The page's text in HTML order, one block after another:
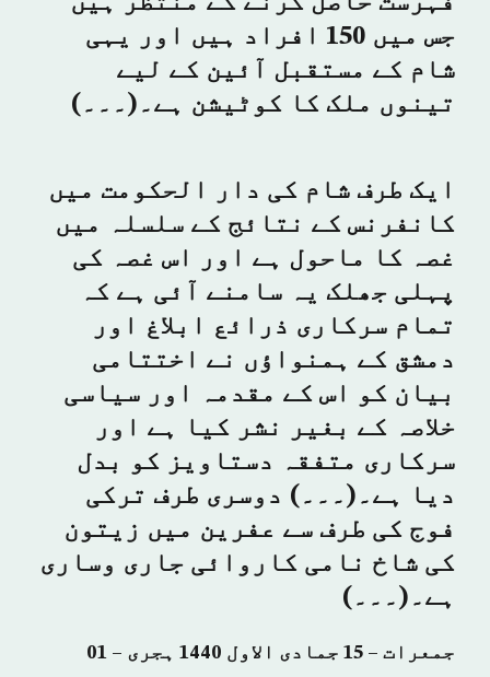
جس میں 150 افراد ہیں اور یہی
شام کے مستقبل آئین کے لیے
تینوں ملک کا کوٹیشن ہے۔(۔۔۔)
ایک طرف شام کی دار الحکومت میں
کانفرنس کے نتائج کے سلسلہ میں
غصہ کا ماحول ہے اور اس غصہ کی
پہلی جھلک یہ سامنے آئی ہے کہ
تمام سرکاری ذرائع ابلاغ اور
دمشق کے ہمنواؤں نے اختتامی
بیان کو اس کے مقدمہ اور سیاسی
خلاصہ کے بغیر نشر کیا ہے اور
سرکاری متفقہ دستاویز کو بدل
دیا ہے۔(۔۔۔) دوسری طرف ترکی
فوج کی طرف سے عفرین میں زیتون
کی شاخ نامی کاروائی جاری وساری
ہے۔(۔۔۔)
جمعرات – 15 جمادی الاول 1440 ہجری – 01